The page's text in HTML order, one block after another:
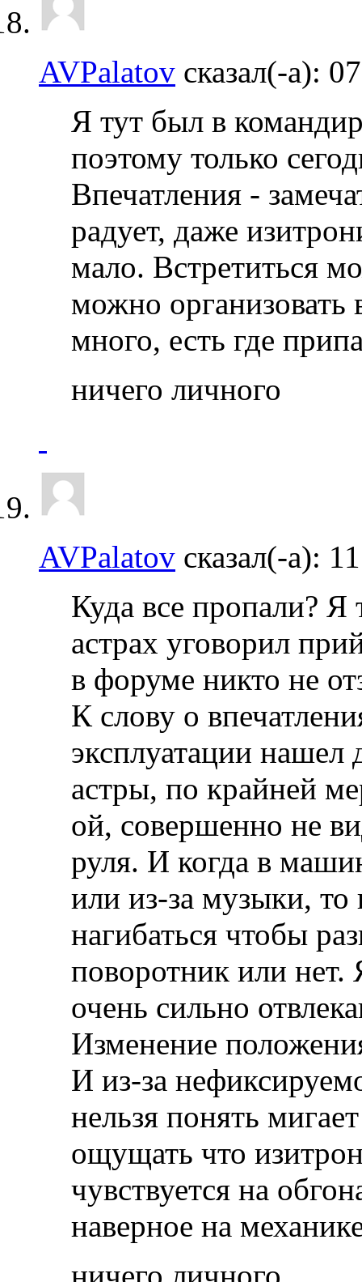
AVPalatov сказал(-а):
Я тут был в
поэтому только
Впечатления -
радует, даже
мало. Встретиться
можно организовать
много, есть где
ничего личного
AVPalatov сказал(-а):
Куда все пропали? Я
астрах уговорил
в форуме никто не
К слову о
эксплуатации нашел
астры, по крайней
ой, совершенно не
руля. И когда в
или из-за музыки, то
нагибаться чтобы
поворотник или нет.
очень сильно
Изменение
И из-за
нельзя понять
ощущать что
чувствуется на
наверное на
ничего личного